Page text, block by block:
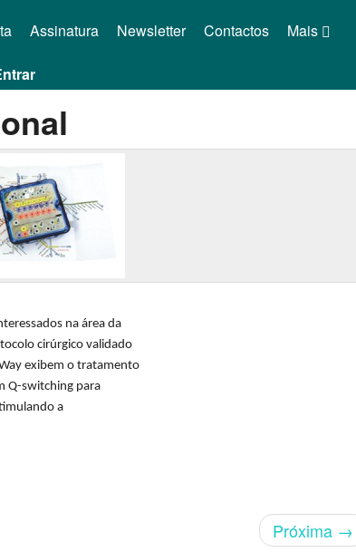
Mais
Assinatura Newsletter Contactos
na área da
cirúrgico validado
exibem o tratamento
Q-switching para
a
Próxima →